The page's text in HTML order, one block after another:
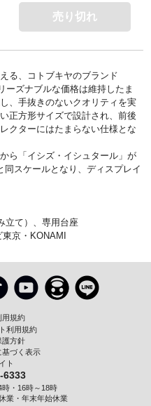
売り切れ
る、コトブキヤのブランド
ーズナブルな価格は維持したま
、手抜きのないクオリティを実
正方形サイズで設計され、前後
クターにはたまらない仕様とな
ら「イシズ・イシュタール」が
スケールとなり、ディスプレイ
立て）、専用台座
京・KONAMI
用規約
利用規約
護方針
基づく表示
ト
6333
・16時～18時
業・年末年始休業